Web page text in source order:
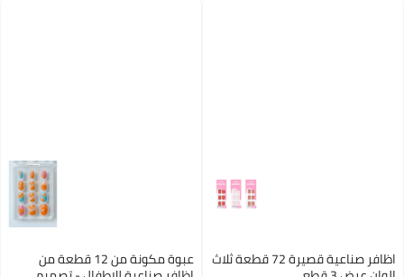
اظافر صناعية قصيرة 72 قطعة ثلاث عبوة مكونة من 12 قطعة من